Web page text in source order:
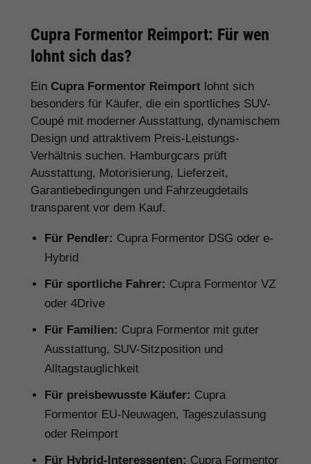
Cupra Formentor Reimport: Für wen
lohnt sich das?
Ein Cupra Formentor Reimport lohnt sich
besonders für Käufer, die ein sportliches SUV-
Coupé mit moderner Ausstattung, dynamischem
Design und attraktivem Preis-Leistungs-
Verhältnis suchen. Hamburgcars prüft
Ausstattung, Motorisierung, Lieferzeit,
Garantiebedingungen und Fahrzeugdetails
transparent vor dem Kauf.
Für Pendler: Cupra Formentor DSG oder e-
Hybrid
Für sportliche Fahrer: Cupra Formentor VZ
oder 4Drive
Für Familien: Cupra Formentor mit guter
Ausstattung, SUV-Sitzposition und
Alltagstauglichkeit
Für preisbewusste Käufer: Cupra
Formentor EU-Neuwagen, Tageszulassung
oder Reimport
Für Hybrid-Interessenten: Cupra Formentor